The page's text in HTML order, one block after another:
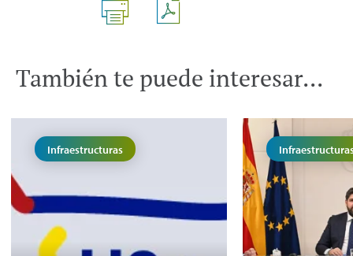
También te puede interesar...
Infraestructuras